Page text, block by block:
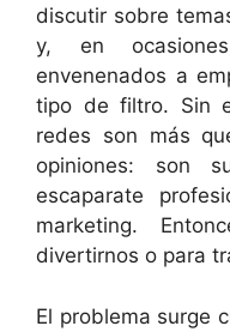
discutir sobre
y, en
envenenados a
tipo de filtro. Sin
redes son más
opiniones: son
escaparate
marketing.
divertirnos o para
El problema surge